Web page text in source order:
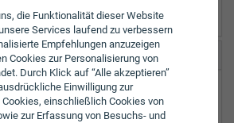
die Funktionalität dieser Website
Services laufend zu verbessern
Empfehlungen anzuzeigen
Cookies zur Personalisierung von
Durch Klick auf “Alle akzeptieren”
Einwilligung zur
Cookies, einschließlich Cookies von
zur Erfassung von Besuchs- und
Vers. Lustenau
Straße 8